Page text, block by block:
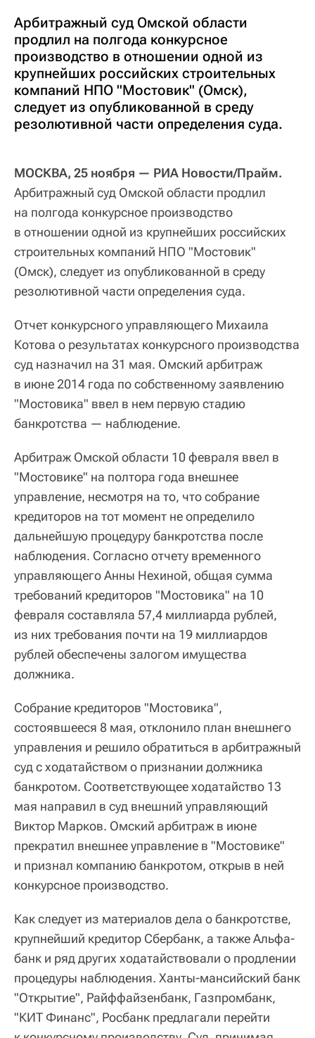
Арбитражный суд Омской области
продлил на полгода конкурсное
производство в отношении одной из
крупнейших российских строительных
компаний НПО "Мостовик" (Омск),
следует из опубликованной в среду
резолютивной части определения суда.
МОСКВА, 25 ноября — РИА Новости/Прайм.
Арбитражный суд Омской области продлил
на полгода конкурсное производство
в отношении одной из крупнейших российских
строительных компаний НПО "Мостовик"
(Омск), следует из опубликованной в среду
резолютивной части определения суда.
Отчет конкурсного управляющего Михаила
Котова о результатах конкурсного производства
суд назначил на 31 мая. Омский арбитраж
в июне 2014 года по собственному заявлению
"Мостовика" ввел в нем первую стадию
банкротства — наблюдение.
Арбитраж Омской области 10 февраля ввел в
"Мостовике" на полтора года внешнее
управление, несмотря на то, что собрание
кредиторов на тот момент не определило
дальнейшую процедуру банкротства после
наблюдения. Согласно отчету временного
управляющего Анны Нехиной, общая сумма
требований кредиторов "Мостовика" на 10
февраля составляла 57,4 миллиарда рублей,
из них требования почти на 19 миллиардов
рублей обеспечены залогом имущества
должника.
Собрание кредиторов "Мостовика",
состоявшееся 8 мая, отклонило план внешнего
управления и решило обратиться в арбитражный
суд с ходатайством о признании должника
банкротом. Соответствующее ходатайство 13
мая направил в суд внешний управляющий
Виктор Марков. Омский арбитраж в июне
прекратил внешнее управление в "Мостовике"
и признал компанию банкротом, открыв в ней
конкурсное производство.
Как следует из материалов дела о банкротстве,
крупнейший кредитор Сбербанк, а также Альфа-
банк и ряд других ходатайствовали о продлении
процедуры наблюдения. Ханты-мансийский банк
"Открытие", Райффайзенбанк, Газпромбанк,
"КИТ Финанс", Росбанк предлагали перейти